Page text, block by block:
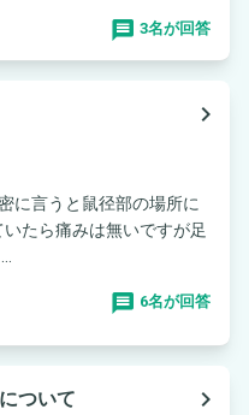
3名が回答
navigate_next
に言うと鼠径部の場所に
たら痛みは無いですが足
6名が回答
ついて
navigate_next